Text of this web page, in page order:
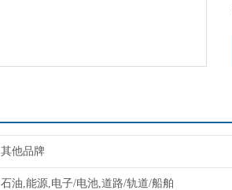
其他品牌
石油,能源,电子/电池,道路/轨道/船舶